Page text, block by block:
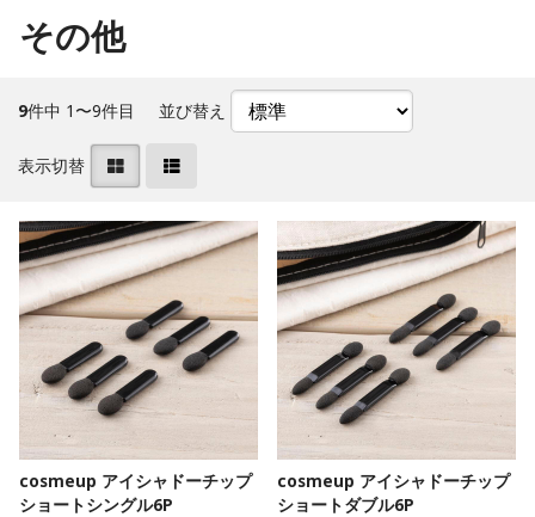
キッチン用品
メンズケア用品
身だしなみ用品
裁縫・ソーイング用品
キッチン用品
メンズケア用品
身だしなみ用品
裁縫・ソーイング用品
その他
9件中 1〜9件目 並び替え
表示切替
cosmeup アイシャドーチップ
ショートシングル6P
cosmeup アイシャドーチップ
ショートダブル6P